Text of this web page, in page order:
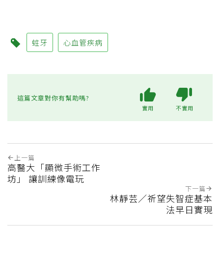
蛀牙 心血管疾病
這篇文章對你有幫助嗎?
實用 不實用
上一篇
高醫大「顯微手術工作
坊」 讓訓練像電玩
下一篇
林靜芸／祈望失智症基本
法早日實現